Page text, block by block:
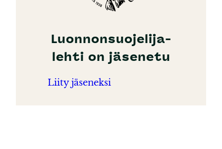
Luonnonsuojelija-
lehti on jäsenetu
Liity jäseneksi